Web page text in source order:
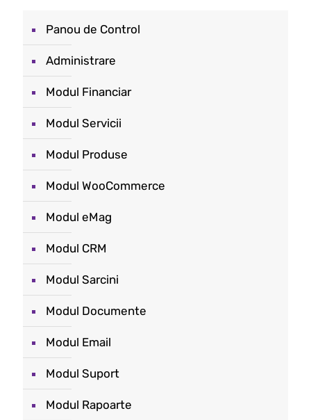
Panou de Control
Administrare
Modul Financiar
Modul Servicii
Modul Produse
Modul WooCommerce
Modul eMag
Modul CRM
Modul Sarcini
Modul Documente
Modul Email
Modul Suport
Modul Rapoarte